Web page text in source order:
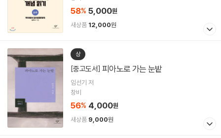
58% 5,000원
새상품 12,000원
상
[중고도서] 피아노로 가는 눈밭
임선기 저
창비
56% 4,000원
새상품 9,000원